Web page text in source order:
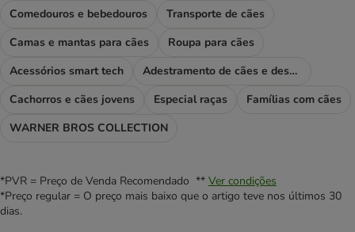
Comedouros e bebedouros
Transporte de cães
Camas e mantas para cães
Roupa para cães
Acessórios smart tech
Adestramento de cães e desporto
Cachorros e cães jovens
Especial raças
Famílias com cães
WARNER BROS COLLECTION
*PVR = Preço de Venda Recomendado ** Ver condições
*Preço regular = O preço mais baixo que o artigo teve nos últimos 30
dias.